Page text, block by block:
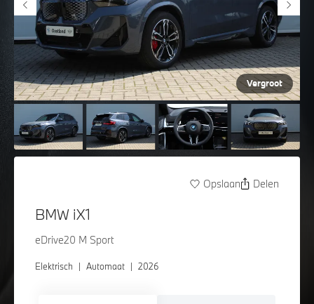
Vergroot
Opslaan Delen
BMW iX1
eDrive20 M Sport
Elektrisch | Automaat | 2026